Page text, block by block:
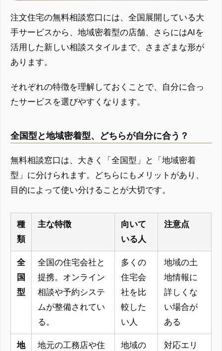
注文住宅の無料相談窓口には、全国展開している大
手サービスから、地域密着型の店舗、さらにはAIを
活用した新しい相談スタイルまで、さまざまな形が
あります。
それぞれの特徴を理解しておくことで、自分に合っ
たサービスを選びやすくなります。
全国型と地域密着型、どちらが自分に合う？
無料相談窓口は、大きく「全国型」と「地域密着
型」に分けられます。どちらにもメリットがあり、
目的によって使い分けることが大切です。
種
類
主な特徴
向いて
いる人
注意点
全
国
型
全国の住宅会社と
提携。オンライン
相談や予約システ
ムが整備されてい
る。
多くの
住宅会
社を比
較した
い人
地域の土
地情報に
詳しくな
い場合が
ある
地
地元の工務店や住
地域の
対応エリ